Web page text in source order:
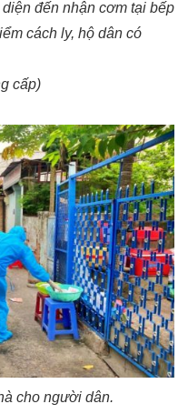
đến nhận cơm tại bếp
cách ly, hộ dân có
cấp)
cho người dân.